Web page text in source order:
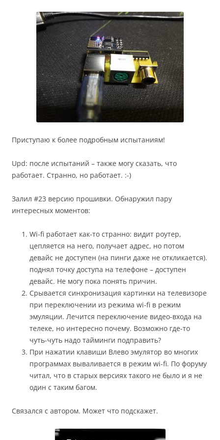
Приступаю к более подробным испытаниям!
Upd: после испытаний – также могу сказать, что
работает. Странно, но работает. :-)
Залил #23 версию прошивки. Обнаружил пару
интересных моментов:
Wi-fi работает как-то странно: видит роутер,
цепляется на него, получает адрес, но потом
девайс не доступен (на пинги даже не откликается).
поднял точку доступа на телефоне – доступен
девайс. Не могу пока понять причин.
Срывается синхронизация картинки на телевизоре
при переключении из режима wi-fi в режим
эмуляции. Лечится переключение видео-входа на
телеке, но интересно почему. Возможно где-то
чуть-чуть надо тайминги подправить?
При нажатии клавиши Влево эмулятор во многих
программах вываливается в режим wi-fi. По форуму
читал, что в старых версиях такого не было и я не
один с таким багом.
Связался с автором. Может что подскажет.